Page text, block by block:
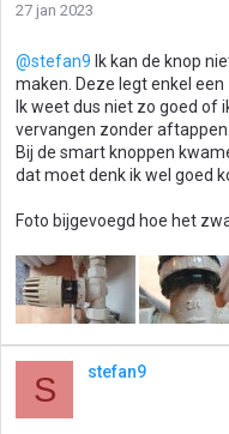
27 jan 2023
@stefan9 Ik kan de knop
maken. Deze legt enkel een
Ik weet dus niet zo goed of
vervangen zonder aftappen.
Bij de smart knoppen
dat moet denk ik wel goed
Foto bijgevoegd hoe het
S stefan9